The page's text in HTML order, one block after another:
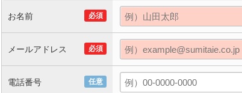
必須
お名前
必須
メールアドレス
任意
電話番号